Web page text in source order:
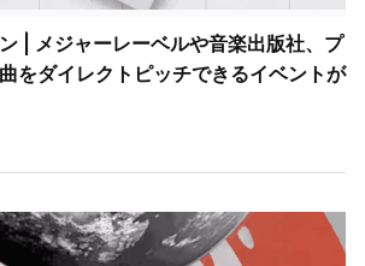
| メジャーレーベルや音楽出版社、プ
をダイレクトピッチできるイベントが